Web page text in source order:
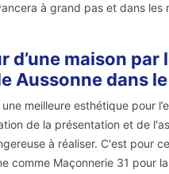
à grand pas et dans les
maison par
Aussonne dans
meilleure esthétique pour
de la présentation et de
à réaliser. C'est pour
comme Maçonnerie 31 pour